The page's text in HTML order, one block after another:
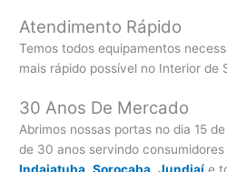
Atendimento Rápido
Temos todos equipamentos
mais rápido possível no Interior de
30 Anos De Mercado
Abrimos nossas portas no dia 15
de 30 anos servindo